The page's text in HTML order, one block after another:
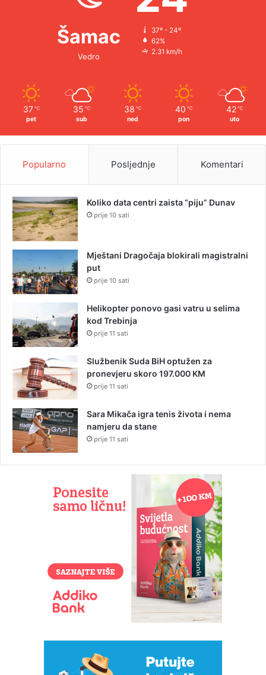
Šamac
Vedro
37º - 24º
62%
2.31 km/h
37 ℃
pet
35 ℃
sub
38 ℃
ned
40 ℃
pon
42 ℃
uto
Popularno Posljednje Komentari
Koliko data centri zaista “piju” Dunav
prije 10 sati
Mještani Dragočaja blokirali magistralni
put
prije 10 sati
Helikopter ponovo gasi vatru u selima
kod Trebinja
prije 11 sati
Službenik Suda BiH optužen za
pronevjeru skoro 197.000 KM
prije 11 sati
Sara Mikača igra tenis života i nema
namjeru da stane
prije 11 sati